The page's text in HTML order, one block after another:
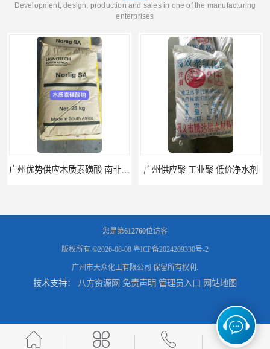
Development, design, production and sales in one of the manufacturing
enterprises
广州供应聚 工业聚 低价净水剂 供应广州 深圳 柠檬酸 山东英轩柠檬酸 二水柠檬酸
供应碳酸 工业小苏打 供应湖北双环纯碱 碳酸 高含量纯碱
您是第612760位访客
版权所有 ©2026-08-08 粤ICP备2024209330号-2
广州市天众化工有限公司 保留所有权利.
技术支持： 八方资源网 免责声明 管理员入口 网站地图